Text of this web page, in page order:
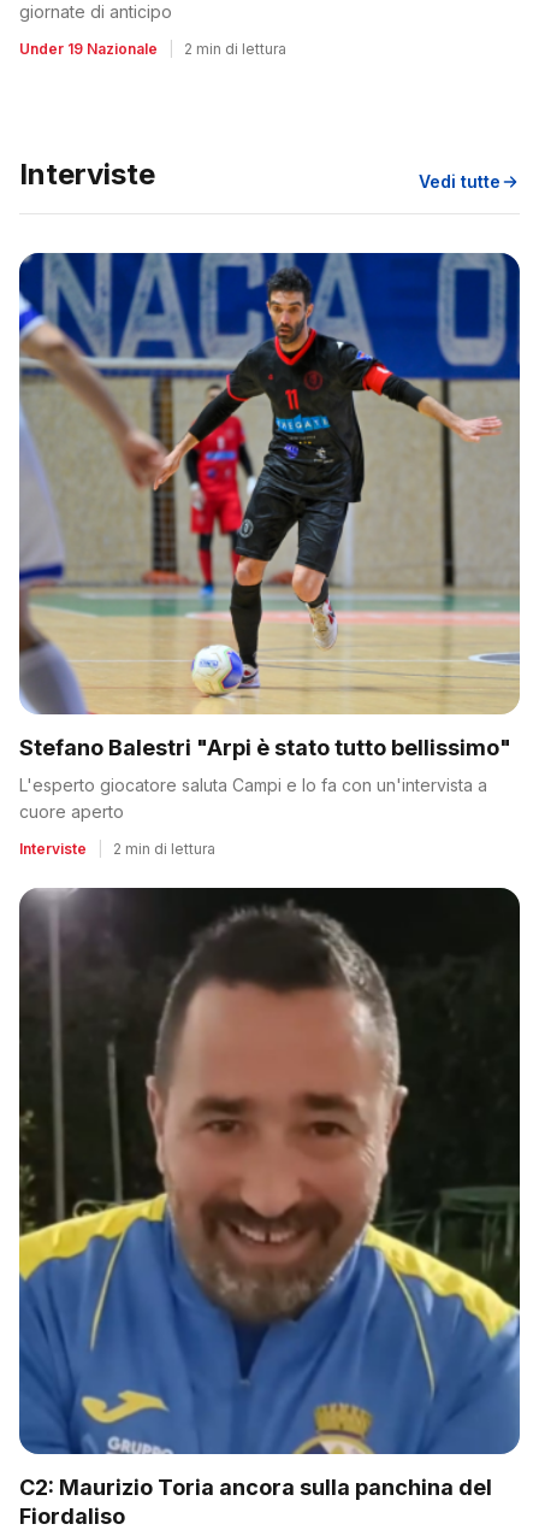
giornate di anticipo
Under 19 Nazionale 2 min di lettura
Interviste Vedi tutte
Stefano Balestri "Arpi è stato tutto bellissimo"
L'esperto giocatore saluta Campi e lo fa con un'intervista a
cuore aperto
Interviste 2 min di lettura
C2: Maurizio Toria ancora sulla panchina del
Fiordaliso